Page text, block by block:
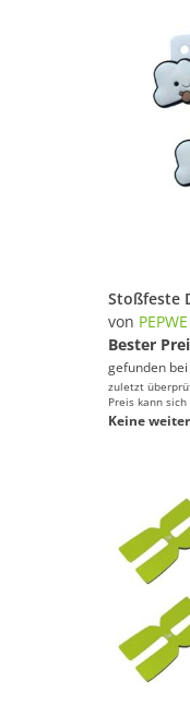
von PEPWE
Bester
gefunden bei
zuletzt
Preis kann
Keine